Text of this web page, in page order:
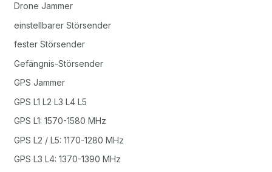
Drone Jammer
einstellbarer Störsender
fester Störsender
Gefängnis-Störsender
GPS Jammer
GPS L1 L2 L3 L4 L5
GPS L1: 1570-1580 MHz
GPS L2 / L5: 1170-1280 MHz
GPS L3 L4: 1370-1390 MHz